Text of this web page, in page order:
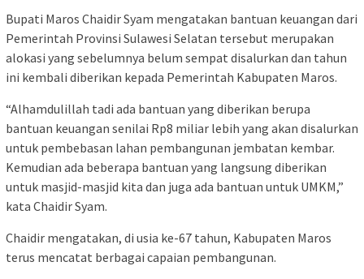
Bupati Maros Chaidir Syam mengatakan bantuan keuangan dari
Pemerintah Provinsi Sulawesi Selatan tersebut merupakan
alokasi yang sebelumnya belum sempat disalurkan dan tahun
ini kembali diberikan kepada Pemerintah Kabupaten Maros.
“Alhamdulillah tadi ada bantuan yang diberikan berupa
bantuan keuangan senilai Rp8 miliar lebih yang akan disalurkan
untuk pembebasan lahan pembangunan jembatan kembar.
Kemudian ada beberapa bantuan yang langsung diberikan
untuk masjid-masjid kita dan juga ada bantuan untuk UMKM,”
kata Chaidir Syam.
Chaidir mengatakan, di usia ke-67 tahun, Kabupaten Maros
terus mencatat berbagai capaian pembangunan.